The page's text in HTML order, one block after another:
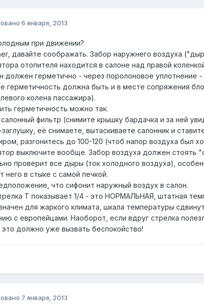
6 января, 2013
при движении?
, давайте соображать. Забор наружнего воздуха
отопителя находится в салоне над правой
должен герметично - через поролоновое уплотнение
герметичность должна быть и в месте сопряжения
колена пассажира).
герметичность можно так.
фильтр (снимите крышку бардачка и за ней
её снимаете, вытаскиваете салонник и
разгонитесь до 100-120 (чтоб напор воздуха был
выключите вообще. Забор воздуха должен стоять
проверит все дыры (ток холодного воздуха),
него в стыке с самой печкой.
что сифонит наружный воздух в салон.
Т показывает 1/4 - это НОРМАЛЬНАЯ, штатная
для жаркого климата, шкала температуры
с европейцами. Наоборот, если вдруг стрелка
должно уже вызвать беспокойство!
7 января, 2013